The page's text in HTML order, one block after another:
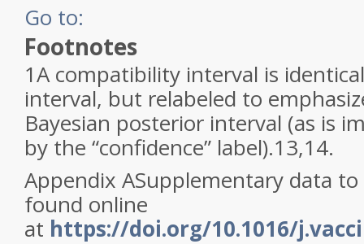
Go to:
Footnotes
1A compatibility interval is
interval, but relabeled to
Bayesian posterior interval (as is
by the “confidence” label).13,14.
Appendix ASupplementary data
found online
at https://doi.org/10.1016/